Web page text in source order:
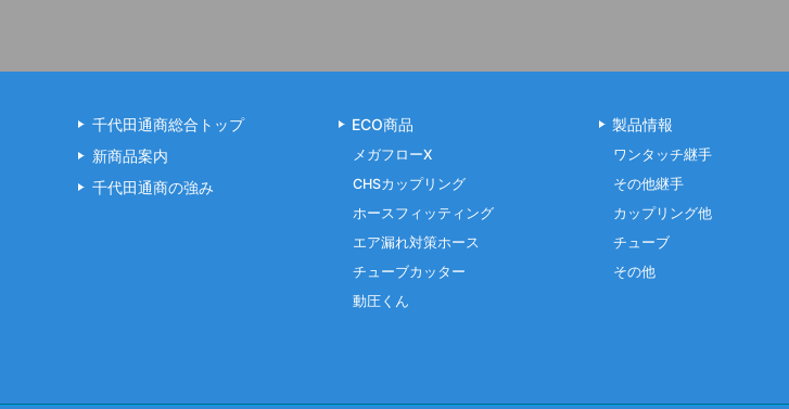
千代田通商総合トップ
新商品案内
千代田通商の強み
ECO商品
メガフローX
CHSカップリング
ホースフィッティング
エア漏れ対策ホース
チューブカッター
動圧くん
製品情報
ワンタッチ継手
その他継手
カップリング他
チューブ
その他